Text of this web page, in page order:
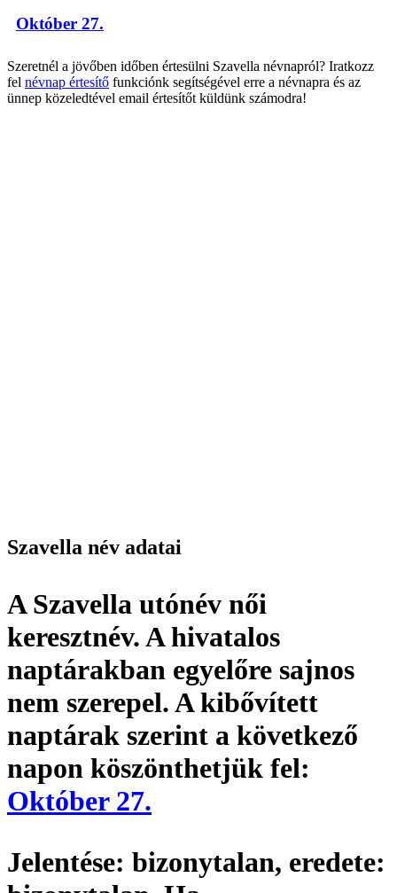
Október 27.
Szeretnél a jövőben időben értesülni Szavella névnapról? Iratkozz
fel névnap értesítő funkciónk segítségével erre a névnapra és az
ünnep közeledtével email értesítőt küldünk számodra!
Szavella név adatai
A Szavella utónév női
keresztnév. A hivatalos
naptárakban egyelőre sajnos
nem szerepel. A kibővített
naptárak szerint a következő
napon köszönthetjük fel:
Október 27.
Jelentése: bizonytalan, eredete: